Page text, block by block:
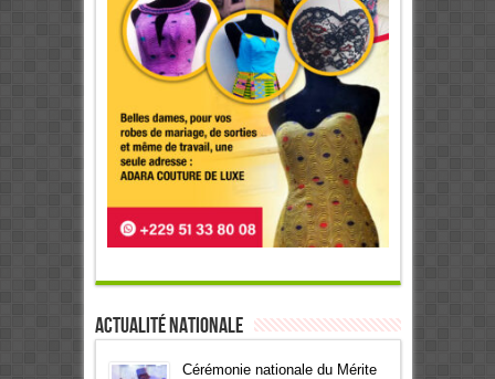
Actualité Nationale
Cérémonie nationale du Mérite